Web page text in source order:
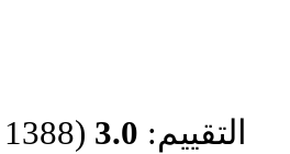
التقييم: 3.0 (1388 مرات التقييم)